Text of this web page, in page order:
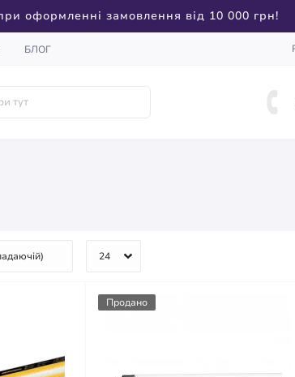
оформленні замовлення від 10 000 грн!
БЛОГ
Продано